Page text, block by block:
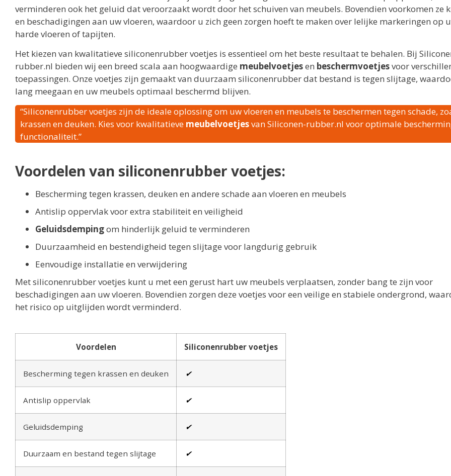
verminderen ook het geluid dat veroorzaakt wordt door het schuiven van meubels. Bovendien voorkomen ze
en beschadigingen aan uw vloeren, waardoor u zich geen zorgen hoeft te maken over lelijke markeringen op
harde vloeren of tapijten.
Het kiezen van kwalitatieve siliconenrubber voetjes is essentieel om het beste resultaat te behalen. Bij
rubber.nl bieden wij een breed scala aan hoogwaardige meubelvoetjesen beschermvoetjesvoor
toepassingen. Onze voetjes zijn gemaakt van duurzaam siliconenrubber dat bestand is tegen slijtage,
lang meegaan en uw meubels optimaal beschermd blijven.
“Siliconenrubber voetjes zijn de ideale oplossing om uw vloeren en meubels te beschermen tegen schade,
krassen en deuken. Kies voor kwalitatieve meubelvoetjesvan Siliconen-rubber.nl voor optimale
functionaliteit.”
Voordelen van siliconenrubber voetjes:
Bescherming tegen krassen, deuken en andere schade aan vloeren en meubels
Antislip oppervlak voor extra stabiliteit en veiligheid
Geluidsdempingom hinderlijk geluid te verminderen
Duurzaamheid en bestendigheid tegen slijtage voor langdurig gebruik
Eenvoudige installatie en verwijdering
Met siliconenrubber voetjes kunt u met een gerust hart uw meubels verplaatsen, zonder bang te zijn voor
beschadigingen aan uw vloeren. Bovendien zorgen deze voetjes voor een veilige en stabiele ondergrond,
het risico op uitglijden wordt verminderd.
Voordelen Siliconenrubber voetjes
Bescherming tegen krassen en deuken ✔
Antislip oppervlak ✔
Geluidsdemping ✔
Duurzaam en bestand tegen slijtage ✔